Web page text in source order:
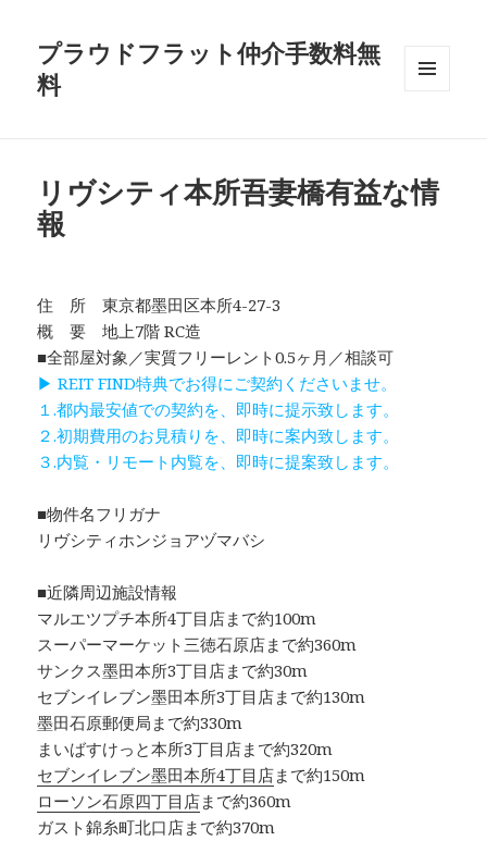
プラウドフラット仲介手数料無
料
リヴシティ本所吾妻橋有益な情
報
住 所 東京都墨田区本所4-27-3
概 要 地上7階 RC造
■全部屋対象／実質フリーレント0.5ヶ月／相談可
▶ REIT FIND特典でお得にご契約くださいませ。
１.都内最安値での契約を、即時に提示致します。
２.初期費用のお見積りを、即時に案内致します。
３.内覧・リモート内覧を、即時に提案致します。
■物件名フリガナ
リヴシティホンジョアヅマバシ
■近隣周辺施設情報
マルエツプチ本所4丁目店まで約100m
スーパーマーケット三徳石原店まで約360m
サンクス墨田本所3丁目店まで約30m
セブンイレブン墨田本所3丁目店まで約130m
墨田石原郵便局まで約330m
まいばすけっと本所3丁目店まで約320m
セブンイレブン墨田本所4丁目店まで約150m
ローソン石原四丁目店まで約360m
ガスト錦糸町北口店まで約370m